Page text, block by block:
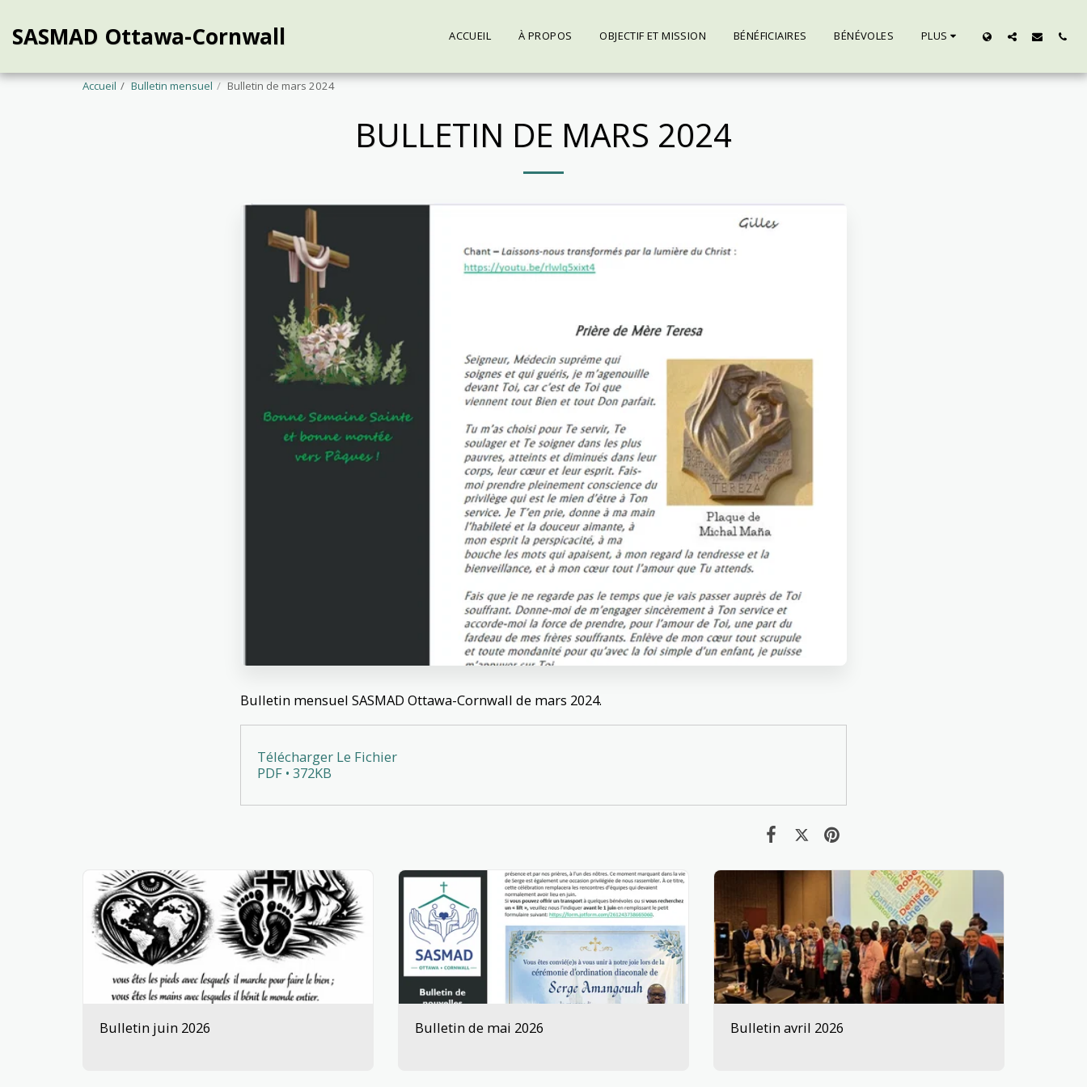
SASMAD Ottawa-Cornwall ACCUEIL À PROPOS OBJECTIF ET MISSION BÉNÉFICIAIRES BÉNÉVOLES PLUS
Accueil Bulletin mensuel Bulletin de mars 2024
BULLETIN DE MARS 2024
Bulletin mensuel SASMAD Ottawa-Cornwall de mars 2024.
Télécharger Le Fichier
PDF • 372KB
Bulletin juin 2026 Bulletin de mai 2026 Bulletin avril 2026